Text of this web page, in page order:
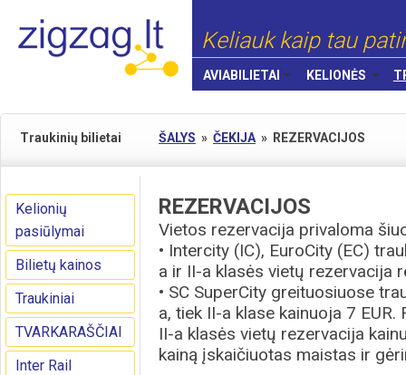
Keliauk kaip tau
AVIABILIETAI KELIONĖS
Traukinių bilietai ŠALYS » ČEKIJA » REZERVACIJOS
Kelionių
pasiūlymai
Bilietų kainos
Traukiniai
TVARKARAŠČIAI
Inter Rail
REZERVACIJOS
Vietos rezervacija privaloma
• Intercity (IC), EuroCity (EC)
a ir II-a klasės vietų rezervacija
• SC SuperCity greituosiuose
a, tiek II-a klase kainuoja 7
II-a klasės vietų rezervacija
kainą įskaičiuotas maistas ir